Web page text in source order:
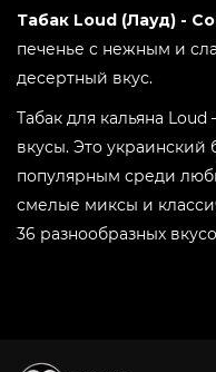
Табак Loud (Лауд) -
печенье с нежным и
десертный вкус.
Табак для кальяна
вкусы. Это украинский
популярным среди
смелые миксы и
36 разнообразных
покрепче, но без